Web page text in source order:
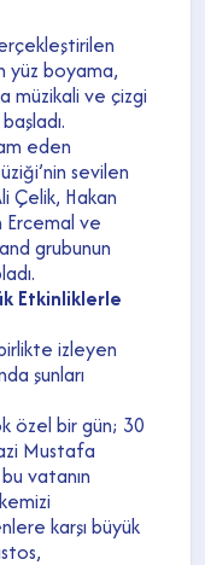
yüz boyama,
müzikali ve çizgi
eden
sevilen
Çelik, Hakan
Ercemal ve
grubunun
Etkinliklerle
izleyen
şunları
özel bir gün; 30
Mustafa
vatanın
karşı büyük